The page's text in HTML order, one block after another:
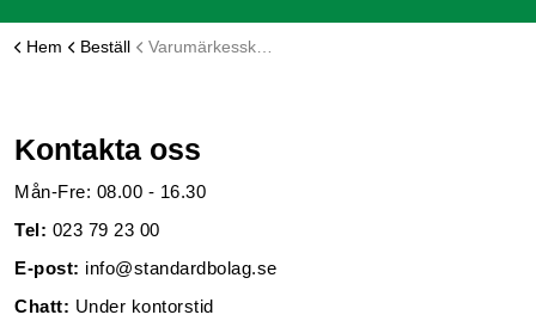
Hem Beställ Varumärkesskydd
Kontakta oss
Mån-Fre: 08.00 - 16.30
Tel: 023 79 23 00
E-post: info@standardbolag.se
Chatt: Under kontorstid